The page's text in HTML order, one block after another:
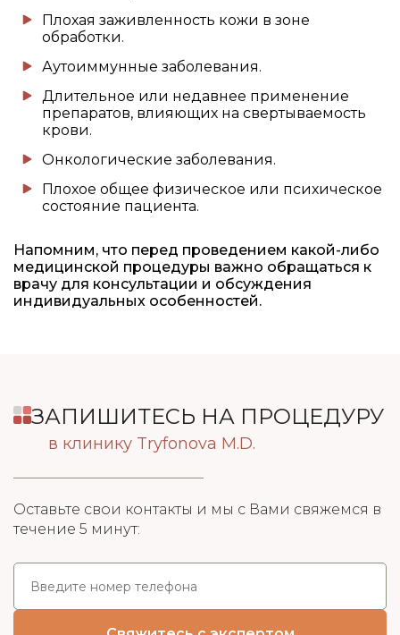
Плохая заживленность кожи в зоне
обработки.
Аутоиммунные заболевания.
Длительное или недавнее применение
препаратов, влияющих на свертываемость
крови.
Онкологические заболевания.
Плохое общее физическое или психическое
состояние пациента.
Напомним, что перед проведением какой-либо
медицинской процедуры важно обращаться к
врачу для консультации и обсуждения
индивидуальных особенностей.
ЗАПИШИТЕСЬ НА ПРОЦЕДУРУ
в клинику Tryfonova M.D.
Оставьте свои контакты и мы с Вами свяжемся в
течение 5 минут: